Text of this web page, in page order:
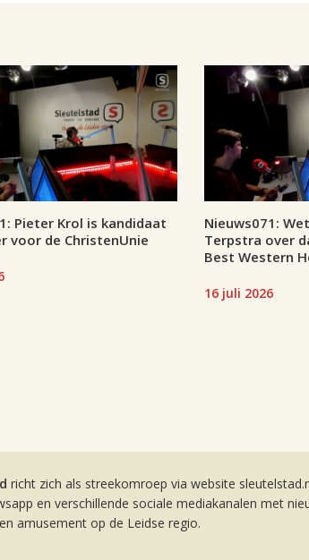
Pieter Krol is kandidaat
voor de ChristenUnie
Nieuws071:
Terpstra over
Best Western
16 juli 2026
richt zich als streekomroep via website
en verschillende sociale mediakanalen met
amusement op de Leidse regio.